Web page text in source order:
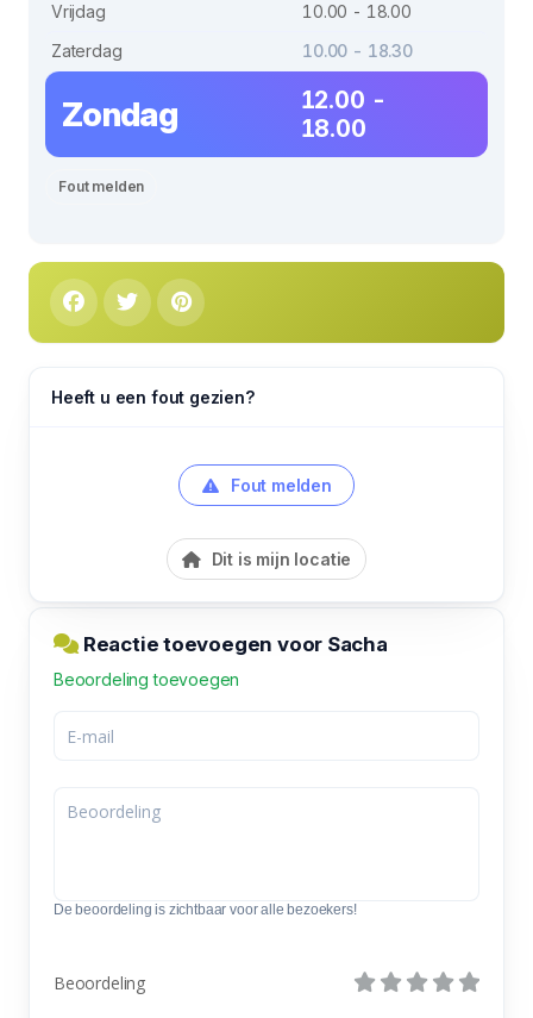
Vrijdag
10.00 - 18.00
Zaterdag
10.00 - 18.30
Zondag
12.00 -
18.00
Fout melden
Heeft u een fout gezien?
Fout melden
Dit is mijn locatie
Reactie toevoegen voor Sacha
Beoordeling toevoegen
De beoordeling is zichtbaar voor alle bezoekers!
Beoordeling